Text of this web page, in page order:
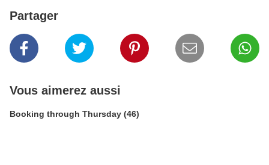
Partager
Vous aimerez aussi
Booking through Thursday (46)